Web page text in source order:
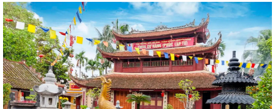
Đồng chí Vũ Thị Hiên, Phó bí thư thường trực Đảng ủy phường Trần
Hưng Đạo thăm, tặng quà nhân Ngày...
Phường Trần Hưng Đạo triển khai lấy mẫu ADN các phần mộ liệt sĩ vô
danh tại Nghĩa trang Liệt Lê Lợi...
Đ/c Nguyễn Minh Thắng Bí thư Đảng ủy- Chủ tịch HĐND phường Trần
Hưng Đạo thăm, tặng quà gia đình...